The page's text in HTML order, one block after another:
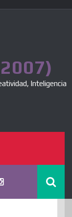
Inteligencia